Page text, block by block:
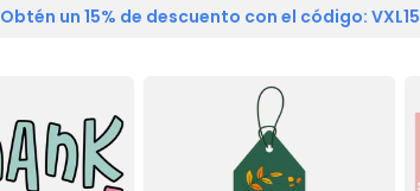
Obtén un 15% de descuento con el código: VXL15